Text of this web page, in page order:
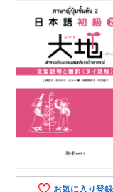
お気に入り登録